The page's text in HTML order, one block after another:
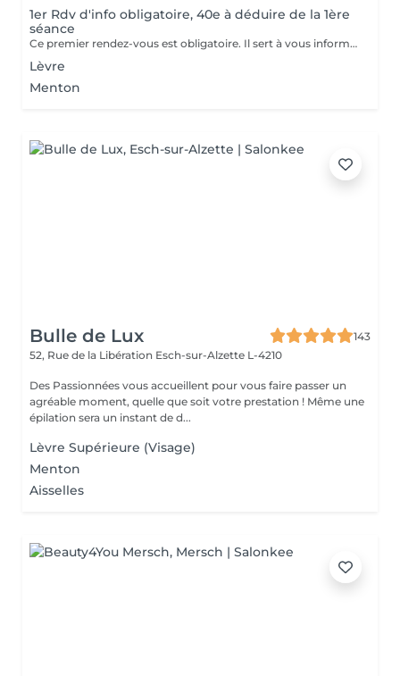
1er Rdv d'info obligatoire, 40e à déduire de la 1ère
séance
Ce premier rendez-vous est obligatoire. Il sert à vous informer sur la technique, le traitement, les contre-indications,... Nous vous informons lors de ce rendez-vous ce qu'il faut faire avant, pendant et après le traitement. Un formulaire d'informations et de consentement sera établit.
Lèvre
Menton
Bulle de Lux
143
52, Rue de la Libération Esch-sur-Alzette L-4210
Des Passionnées vous accueillent pour vous faire passer un
agréable moment, quelle que soit votre prestation ! Même une
épilation sera un instant de d...
Lèvre Supérieure (Visage)
Menton
Aisselles